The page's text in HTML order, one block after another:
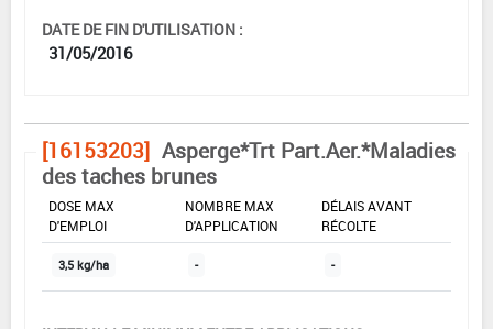
DATE DE FIN D'UTILISATION :
31/05/2016
[16153203] Asperge*Trt Part.Aer.*Maladies
des taches brunes
DOSE MAX
D'EMPLOI
NOMBRE MAX
D'APPLICATION
DÉLAIS AVANT
RÉCOLTE
3,5 kg/ha - -